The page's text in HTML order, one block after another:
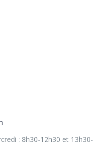
: 8h30-12h30 et 13h30-